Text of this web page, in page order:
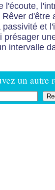
l'écoute,
d'être
et
présager
intervalle
un autre